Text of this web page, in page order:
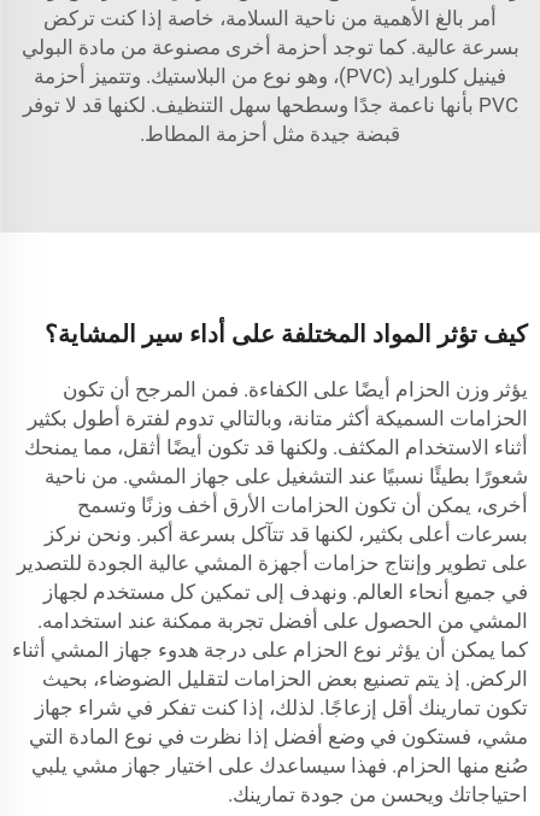
أمر بالغ الأهمية من ناحية السلامة، خاصة إذا كنت تركض
بسرعة عالية. كما توجد أحزمة أخرى مصنوعة من مادة البولي
فينيل كلورايد (PVC)، وهو نوع من البلاستيك. وتتميز أحزمة
PVC بأنها ناعمة جدًا وسطحها سهل التنظيف. لكنها قد لا توفر
قبضة جيدة مثل أحزمة المطاط.
كيف تؤثر المواد المختلفة على أداء سير المشاية؟
يؤثر وزن الحزام أيضًا على الكفاءة. فمن المرجح أن تكون
الحزامات السميكة أكثر متانة، وبالتالي تدوم لفترة أطول بكثير
أثناء الاستخدام المكثف. ولكنها قد تكون أيضًا أثقل، مما يمنحك
شعورًا بطيئًا نسبيًا عند التشغيل على جهاز المشي. من ناحية
أخرى، يمكن أن تكون الحزامات الأرق أخف وزنًا وتسمح
بسرعات أعلى بكثير، لكنها قد تتآكل بسرعة أكبر. ونحن نركز
على تطوير وإنتاج حزامات أجهزة المشي عالية الجودة للتصدير
في جميع أنحاء العالم. ونهدف إلى تمكين كل مستخدم لجهاز
المشي من الحصول على أفضل تجربة ممكنة عند استخدامه.
كما يمكن أن يؤثر نوع الحزام على درجة هدوء جهاز المشي أثناء
الركض. إذ يتم تصنيع بعض الحزامات لتقليل الضوضاء، بحيث
تكون تمارينك أقل إزعاجًا. لذلك، إذا كنت تفكر في شراء جهاز
مشي، فستكون في وضع أفضل إذا نظرت في نوع المادة التي
صُنع منها الحزام. فهذا سيساعدك على اختيار جهاز مشي يلبي
احتياجاتك ويحسن من جودة تمارينك.